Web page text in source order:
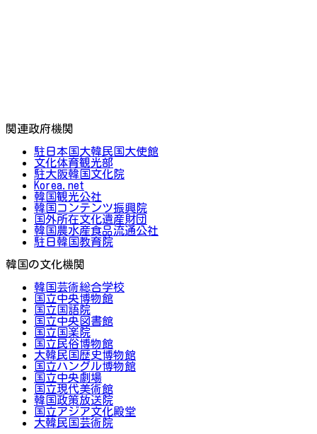
関連政府機関
駐日本国大韓民国大使館
文化体育観光部
駐大阪韓国文化院
Korea.net
韓国観光公社
韓国コンテンツ振興院
国外所在文化遺産財団
韓国農水産食品流通公社
駐日韓国教育院
韓国の文化機関
韓国芸術総合学校
国立中央博物館
国立国語院
国立中央図書館
国立国楽院
国立民俗博物館
大韓民国歴史博物館
国立ハングル博物館
国立中央劇場
国立現代美術館
韓国政策放送院
国立アジア文化殿堂
大韓民国芸術院